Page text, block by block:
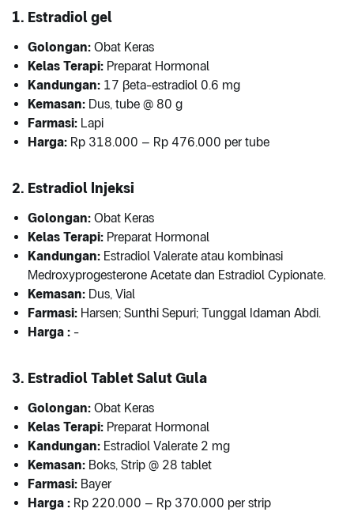
1. Estradiol gel
Golongan: Obat Keras
Kelas Terapi: Preparat Hormonal
Kandungan: 17 βeta-estradiol 0.6 mg
Kemasan: Dus, tube @ 80 g
Farmasi: Lapi
Harga: Rp 318.000 – Rp 476.000 per tube
2. Estradiol Injeksi
Golongan: Obat Keras
Kelas Terapi: Preparat Hormonal
Kandungan: Estradiol Valerate atau kombinasi
Medroxyprogesterone Acetate dan Estradiol Cypionate.
Kemasan: Dus, Vial
Farmasi: Harsen; Sunthi Sepuri; Tunggal Idaman Abdi.
Harga : -
3. Estradiol Tablet Salut Gula
Golongan: Obat Keras
Kelas Terapi: Preparat Hormonal
Kandungan: Estradiol Valerate 2 mg
Kemasan: Boks, Strip @ 28 tablet
Farmasi: Bayer
Harga : Rp 220.000 – Rp 370.000 per strip